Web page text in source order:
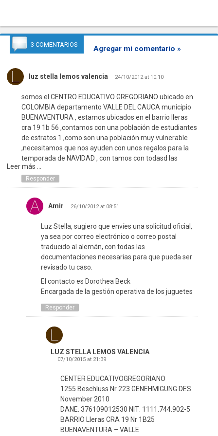
3 COMENTARIOS Agregar mi comentario »
luz stella lemos valencia 24/10/2012 at 10:10
somos el CENTRO EDUCATIVO GREGORIANO ubicado en
COLOMBIA departamento VALLE DEL CAUCA municipio
BUENAVENTURA , estamos ubicados en el barrio lleras
cra 19 1b 56 ,contamos con una población de estudiantes
de estratos 1 ,como son una población muy vulnerable
,necesitamos que nos ayuden con unos regalos para la
temporada de NAVIDAD , con tamos con todasd las
documentación necesaria
att: luz stella lemos valencia
cel: 3137217803
Leer más ...
Responder
Amir 26/10/2012 at 08:51
Luz Stella, sugiero que envíes una solicitud oficial,
ya sea por correo electrónico o correo postal
traducido al alemán, con todas las
documentaciones necesarias para que pueda ser
revisado tu caso.
El contacto es Dorothea Beck
Encargada de la gestión operativa de los juguetes
Responder
LUZ STELLA LEMOS VALENCIA
07/10/2015 at 21:39
CENTER EDUCATIVOGREGORIANO
1255 Beschluss Nr 223 GENEHMIGUNG DES
November 2010
DANE: 376109012530 NIT: 1111.744.902-5
BARRIO Lleras CRA 19 Nr 1B25
BUENAVENTURA – VALLE